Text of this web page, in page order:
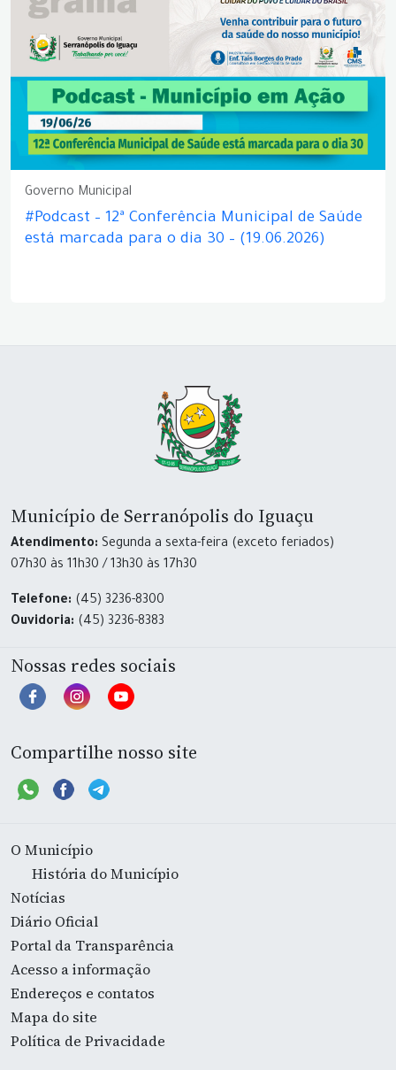
Governo Municipal
#Podcast – 12ª Conferência Municipal de Saúde
está marcada para o dia 30 – (19.06.2026)
Município de Serranópolis do Iguaçu
Atendimento: Segunda a sexta-feira (exceto feriados)
07h30 às 11h30 / 13h30 às 17h30
Telefone: (45) 3236-8300
Ouvidoria: (45) 3236-8383
Nossas redes sociais
Compartilhe nosso site
O Município
História do Município
Notícias
Diário Oficial
Portal da Transparência
Acesso a informação
Endereços e contatos
Mapa do site
Política de Privacidade